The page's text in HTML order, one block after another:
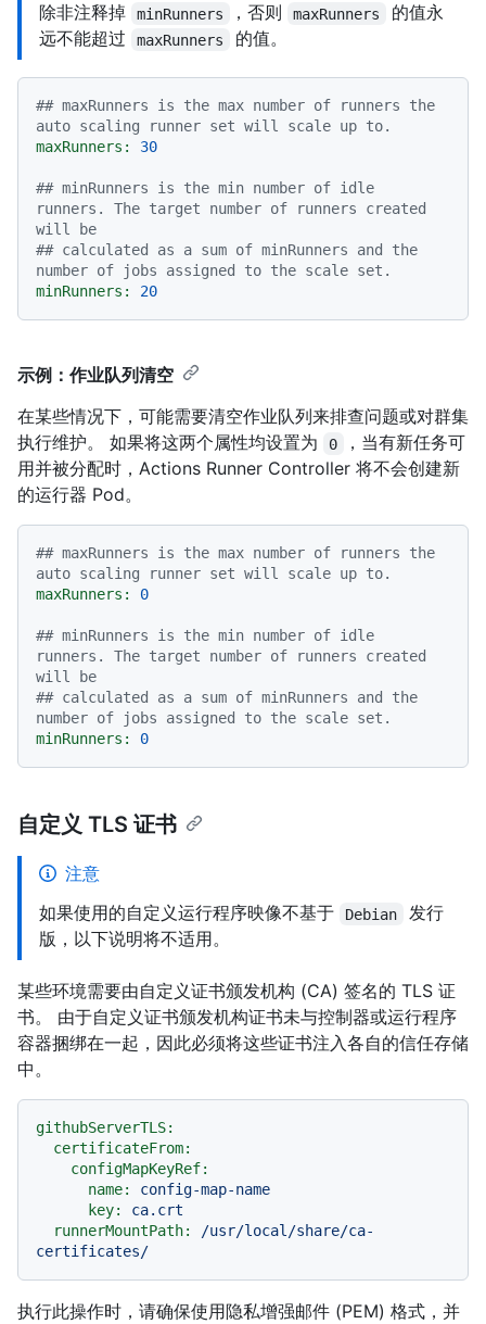
除非注释掉
minRunners ，否则 maxRunners
的值永
远不能超过
maxRunners 的值。
## maxRunners is the max number of runners the
auto scaling runner set will scale up to.
maxRunners:
30
## minRunners is the min number of idle
runners. The target number of runners created
will be
## calculated as a sum of minRunners and the
number of jobs assigned to the scale set.
minRunners:
20
示例：作业队列清空
在某些情况下，可能需要清空作业队列来排查问题或对群集
执行维护。 如果将这两个属性均设置为
0
，当有新任务可
用并被分配时，Actions Runner Controller 将不会创建新
的运行器 Pod。
## maxRunners is the max number of runners the
auto scaling runner set will scale up to.
maxRunners:
0
## minRunners is the min number of idle
runners. The target number of runners created
will be
## calculated as a sum of minRunners and the
number of jobs assigned to the scale set.
minRunners:
0
自定义 TLS 证书
注意
如果使用的自定义运行程序映像不基于
Debian
发行
版，以下说明将不适用。
某些环境需要由自定义证书颁发机构 (CA) 签名的 TLS 证
书。 由于自定义证书颁发机构证书未与控制器或运行程序
容器捆绑在一起，因此必须将这些证书注入各自的信任存储
中。
githubServerTLS:
certificateFrom:
configMapKeyRef:
name:
config-map-name
key:
ca.crt
runnerMountPath:
/usr/local/share/ca-
certificates/
执行此操作时，请确保使用隐私增强邮件 (PEM) 格式，并